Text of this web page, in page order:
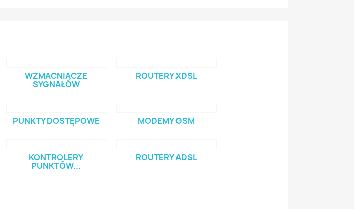
WZMACNIACZE
SYGNAŁÓW
ROUTERY XDSL
PUNKTY DOSTĘPOWE MODEMY GSM
KONTROLERY
PUNKTÓW...
ROUTERY ADSL